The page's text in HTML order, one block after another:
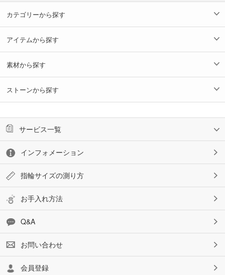
カテゴリーから探す
アイテムから探す
素材から探す
ストーンから探す
サービス一覧
インフォメーション
指輪サイズの測り方
お手入れ方法
Q&A
お問い合わせ
会員登録